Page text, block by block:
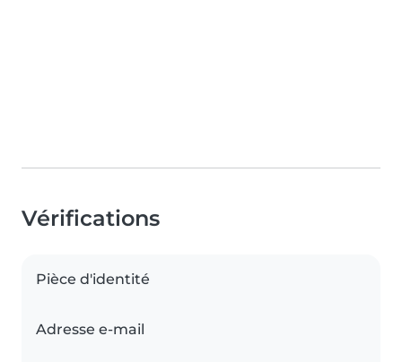
Vérifications
Pièce d'identité
Adresse e-mail